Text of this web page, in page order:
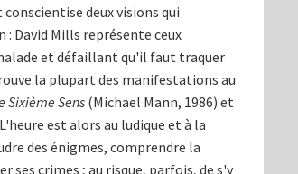
deux visions qui
David Mills représente ceux
et défaillant qu'il faut traquer
la plupart des manifestations au
Sixième Sens (Michael Mann, 1986) et
est alors au ludique et à la
des énigmes, comprendre la
ses crimes ; au risque, parfois, de s'y